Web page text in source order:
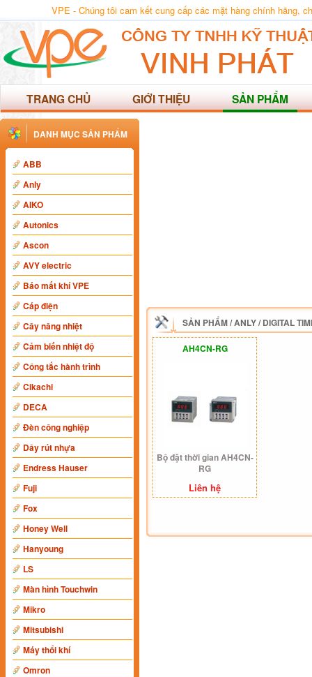
VPE - Chúng tôi cam kết cung cấp các mặt hàng chính hãng,
TRANG CHỦ GIỚI THIỆU SẢN PHẨM
DANH MỤC SẢN PHẨM
ABB
Anly
AIKO
Autonics
Ascon
AVY electric
Báo mất khí VPE
Cáp điện
Cây nâng nhiệt
Cảm biến nhiệt độ
Công tắc hành trình
Cikachi
DECA
Đèn công nghiệp
Dây rút nhựa
Endress Hauser
Fuji
Fox
Honey Well
Hanyoung
LS
Màn hình Touchwin
Mikro
Mitsubishi
Máy thổi khí
Omron
SẢN PHẨM/ANLY/DIGITAL
AH4CN-RG
Bộ đặt thời gian AH4CN-
RG
Liên hệ